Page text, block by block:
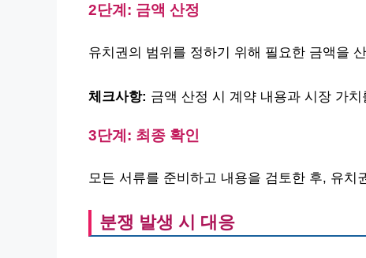
2단계: 금액 산정
유치권의 범위를 정하기 위해 필요한 금액을
체크사항: 금액 산정 시 계약 내용과 시장 가
3단계: 최종 확인
모든 서류를 준비하고 내용을 검토한 후, 유치
분쟁 발생 시 대응